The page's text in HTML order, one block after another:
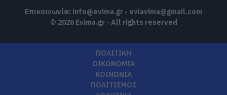
Επικοινωνία: info@evima.gr - eviavima@gmail.com
© 2026 Evima.gr - All rights reserved
ΠΟΛΙΤΙΚΗ
ΟΙΚΟΝΟΜΙΑ
ΚΟΙΝΩΝΙΑ
ΠΟΛΙΤΙΣΜΟΣ